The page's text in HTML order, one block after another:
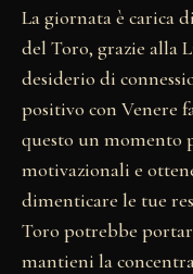
La giornata è carica
del Toro, grazie alla
desiderio di
positivo con Venere
questo un momento
motivazionali e
dimenticare le tue
Toro potrebbe
mantieni la